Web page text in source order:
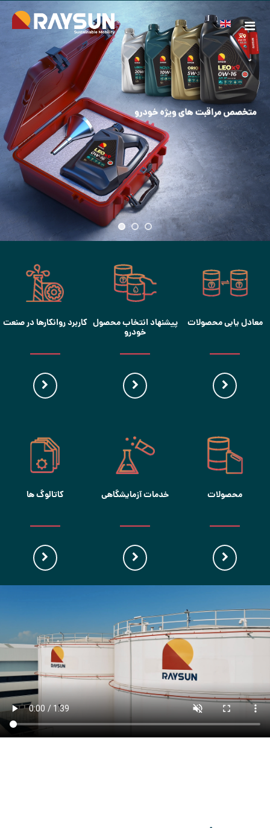
معادل یابی محصولات پیشنهاد انتخاب محصول
خودرو
کاربرد روانکارها در صنعت
محصولات خدمات آزمایشگاهی کاتالوگ ها